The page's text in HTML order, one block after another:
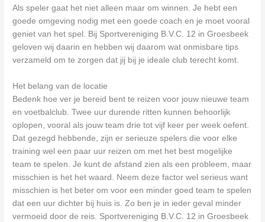
Als speler gaat het niet alleen maar om winnen. Je hebt een
goede omgeving nodig met een goede coach en je moet vooral
geniet van het spel. Bij Sportvereniging B.V.C. 12 in Groesbeek
geloven wij daarin en hebben wij daarom wat onmisbare tips
verzameld om te zorgen dat jij bij je ideale club terecht komt.
Het belang van de locatie
Bedenk hoe ver je bereid bent te reizen voor jouw nieuwe team
en voetbalclub. Twee uur durende ritten kunnen behoorlijk
oplopen, vooral als jouw team drie tot vijf keer per week oefent.
Dat gezegd hebbende, zijn er serieuze spelers die voor elke
training wel een paar uur reizen om met het best mogelijke
team te spelen. Je kunt de afstand zien als een probleem, maar
misschien is het het waard. Neem deze factor wel serieus want
misschien is het beter om voor een minder goed team te spelen
dat een uur dichter bij huis is. Zo ben je in ieder geval minder
vermoeid door de reis. Sportvereniging B.V.C. 12 in Groesbeek